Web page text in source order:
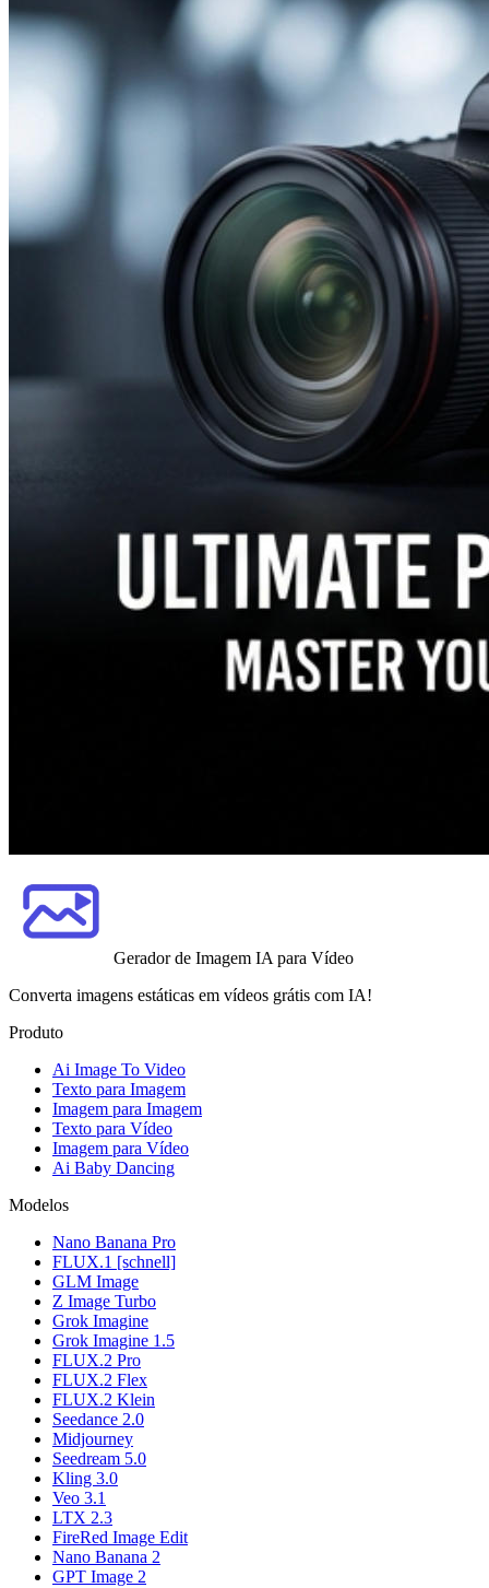
Gerador de Imagem IA para Vídeo
Converta imagens estáticas em vídeos grátis com IA!
Produto
Ai Image To Video
Texto para Imagem
Imagem para Imagem
Texto para Vídeo
Imagem para Vídeo
Ai Baby Dancing
Modelos
Nano Banana Pro
FLUX.1 [schnell]
GLM Image
Z Image Turbo
Grok Imagine
Grok Imagine 1.5
FLUX.2 Pro
FLUX.2 Flex
FLUX.2 Klein
Seedance 2.0
Midjourney
Seedream 5.0
Kling 3.0
Veo 3.1
LTX 2.3
FireRed Image Edit
Nano Banana 2
GPT Image 2